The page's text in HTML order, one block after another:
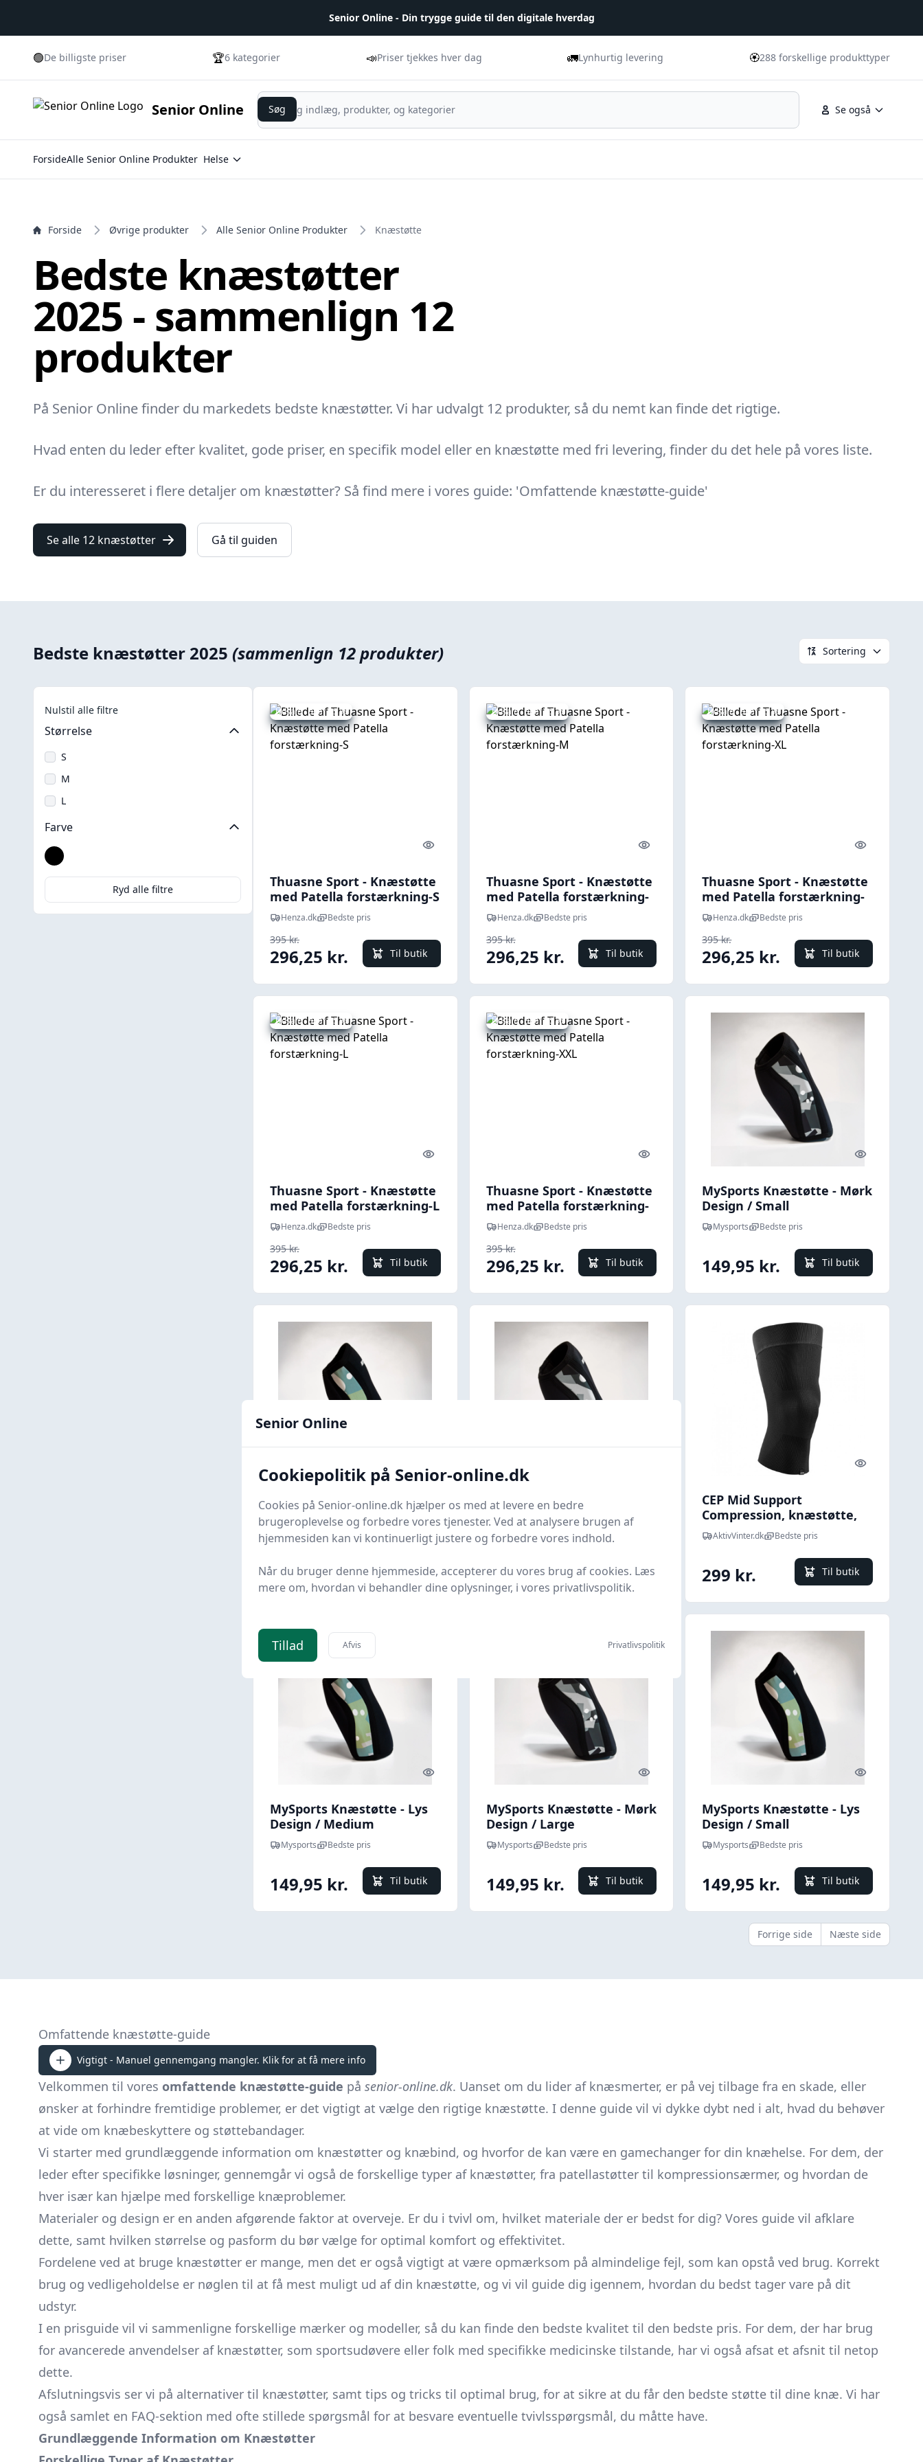
Senior Online - Din trygge guide til den digitale hverdag
🟢De billigste priser 🏆6 kategorier 📣Priser tjekkes hver dag 🚛Lynhurtig levering 🏵️288 forskellige produkttyper
Senior Online Se også
Søg
Søg
ForsideAlle Senior Online Produkter Helse
Forside Øvrige produkter Alle Senior Online Produkter Knæstøtte
Bedste knæstøtter
2025 - sammenlign 12
produkter
På Senior Online finder du markedets bedste knæstøtter. Vi har udvalgt 12 produkter, så du nemt kan finde det rigtige.
Hvad enten du leder efter kvalitet, gode priser, en specifik model eller en knæstøtte med fri levering, finder du det hele på vores liste.
Er du interesseret i flere detaljer om knæstøtter? Så find mere i vores guide: 'Omfattende knæstøtte-guide'
Se alle 12 knæstøtter Gå til guiden
Bedste knæstøtter 2025 (sammenlign 12 produkter) Sortering
Nulstil alle filtre
Størrelse
S
M
L
Farve
Sort
Ryd alle filtre
Udsalg - spar 25 %
Quick look
Thuasne Sport - Knæstøtte
med Patella forstærkning-S
Henza.dk Bedste pris
395 kr.
296,25 kr. Til butik
Udsalg - spar 25 %
Quick look
Thuasne Sport - Knæstøtte
med Patella forstærkning-
MHenza.dk Bedste pris
395 kr.
296,25 kr. Til butik
Udsalg - spar 25 %
Quick look
Thuasne Sport - Knæstøtte
med Patella forstærkning-
XLHenza.dk Bedste pris
395 kr.
296,25 kr. Til butik
Udsalg - spar 25 %
Quick look
Thuasne Sport - Knæstøtte
med Patella forstærkning-L
Henza.dk Bedste pris
395 kr.
296,25 kr. Til butik
Udsalg - spar 25 %
Quick look
Thuasne Sport - Knæstøtte
med Patella forstærkning-
XXLHenza.dk Bedste pris
395 kr.
296,25 kr. Til butik
Quick look
MySports Knæstøtte - Mørk
Design / Small
Mysports Bedste pris
149,95 kr. Til butik
MySports Knæstøtte - Lys
Design / Large
Mysports Bedste pris
149,95 kr. Til butik
MySports Knæstøtte - Mørk
Design / Medium
Mysports Bedste pris
149,95 kr. Til butik
Quick look
CEP Mid Support
Compression, knæstøtte,
sort
AktivVinter.dk Bedste pris
299 kr. Til butik
Quick look
MySports Knæstøtte - Lys
Design / Medium
Mysports Bedste pris
149,95 kr. Til butik
Quick look
MySports Knæstøtte - Mørk
Design / Large
Mysports Bedste pris
149,95 kr. Til butik
Quick look
MySports Knæstøtte - Lys
Design / Small
Mysports Bedste pris
149,95 kr. Til butik
Forrige side Næste side
Omfattende knæstøtte-guide
Vigtigt - Manuel gennemgang mangler. Klik for at få mere info
Velkommen til vores omfattende knæstøtte-guide på senior-online.dk. Uanset om du lider af knæsmerter, er på vej tilbage fra en skade, eller
ønsker at forhindre fremtidige problemer, er det vigtigt at vælge den rigtige knæstøtte. I denne guide vil vi dykke dybt ned i alt, hvad du behøver
at vide om knæbeskyttere og støttebandager.
Vi starter med grundlæggende information om knæstøtter og knæbind, og hvorfor de kan være en gamechanger for din knæhelse. For dem, der
leder efter specifikke løsninger, gennemgår vi også de forskellige typer af knæstøtter, fra patellastøtter til kompressionsærmer, og hvordan de
hver især kan hjælpe med forskellige knæproblemer.
Materialer og design er en anden afgørende faktor at overveje. Er du i tvivl om, hvilket materiale der er bedst for dig? Vores guide vil afklare
dette, samt hvilken størrelse og pasform du bør vælge for optimal komfort og effektivitet.
Fordelene ved at bruge knæstøtter er mange, men det er også vigtigt at være opmærksom på almindelige fejl, som kan opstå ved brug. Korrekt
brug og vedligeholdelse er nøglen til at få mest muligt ud af din knæstøtte, og vi vil guide dig igennem, hvordan du bedst tager vare på dit
udstyr.
I en prisguide vil vi sammenligne forskellige mærker og modeller, så du kan finde den bedste kvalitet til den bedste pris. For dem, der har brug
for avancerede anvendelser af knæstøtter, som sportsudøvere eller folk med specifikke medicinske tilstande, har vi også afsat et afsnit til netop
dette.
Afslutningsvis ser vi på alternativer til knæstøtter, samt tips og tricks til optimal brug, for at sikre at du får den bedste støtte til dine knæ. Vi har
også samlet en FAQ-sektion med ofte stillede spørgsmål for at besvare eventuelle tvivlsspørgsmål, du måtte have.
Grundlæggende Information om Knæstøtter
Senior Online
Cookiepolitik på Senior-online.dk
Cookies på Senior-online.dk hjælper os med at levere en bedre
brugeroplevelse og forbedre vores tjenester. Ved at analysere brugen af
hjemmesiden kan vi kontinuerligt justere og forbedre vores indhold.
Når du bruger denne hjemmeside, accepterer du vores brug af cookies. Læs
mere om, hvordan vi behandler dine oplysninger, i vores privatlivspolitik.
Tillad Afvis Privatlivspolitik